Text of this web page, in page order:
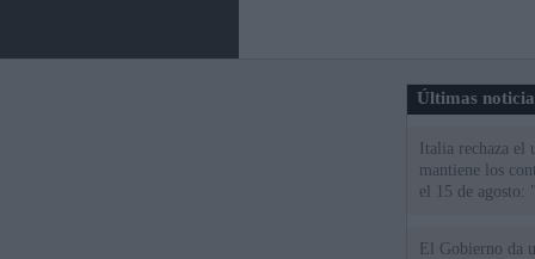
Últimas
Italia rechaza
mantiene los
el 15 de agosto:
El Gobierno da